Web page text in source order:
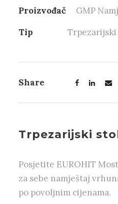
Proizvođač
GMP
Tip
Share
Trpezarijski
Posjetite EUROHIT
za sebe namještaj
po povoljnim cijenama.